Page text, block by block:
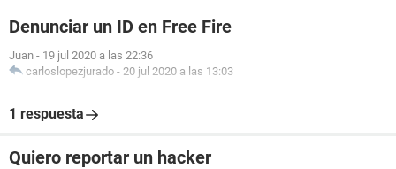
Denunciar un ID en Free Fire
Juan - 19 jul 2020 a las 22:36
carloslopezjurado - 20 jul 2020 a las 13:03
1 respuesta
Quiero reportar un hacker